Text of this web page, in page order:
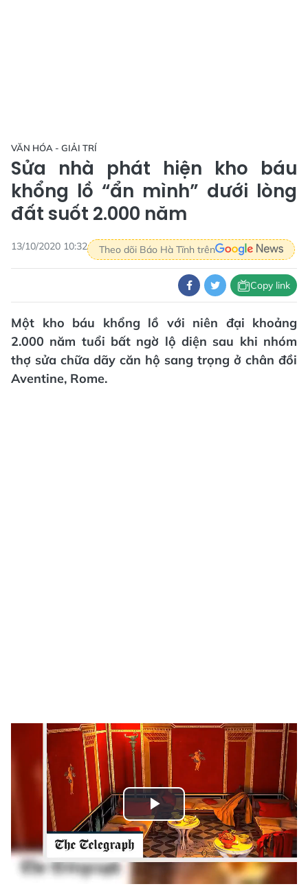
VĂN HÓA - GIẢI TRÍ
Sửa nhà phát hiện kho báu
khổng lồ “ẩn mình” dưới lòng
đất suốt 2.000 năm
13/10/2020 10:32 Theo dõi Báo Hà Tĩnh trên
Copy link
Một kho báu khổng lồ với niên đại khoảng
2.000 năm tuổi bất ngờ lộ diện sau khi nhóm
thợ sửa chữa dãy căn hộ sang trọng ở chân đồi
Aventine, Rome.
Play
Video